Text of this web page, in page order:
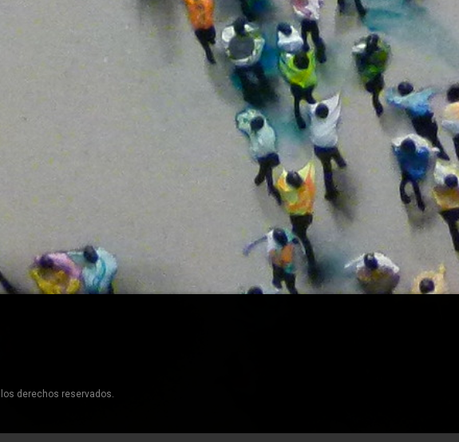
derechos reservados.